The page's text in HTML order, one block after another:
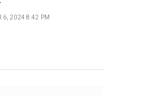
6, 2024 8:42 PM